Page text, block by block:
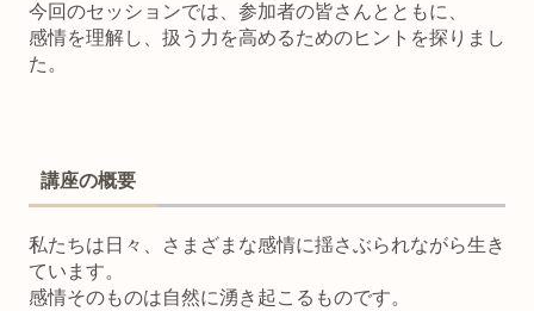
今回のセッションでは、参加者の皆さんとともに、
感情を理解し、扱う力を高めるためのヒントを探りまし
た。
講座の概要
私たちは日々、さまざまな感情に揺さぶられながら生き
ています。
感情そのものは自然に湧き起こるものです。